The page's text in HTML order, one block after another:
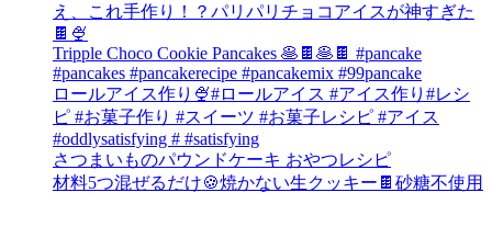
え、これ手作り！？パリパリチョコアイスが神すぎた
🍫🍨
Tripple Choco Cookie Pancakes 🥞🍫🥞🍫 #pancake
#pancakes #pancakerecipe #pancakemix #99pancake
ロールアイス作り🍨#ロールアイス #アイス作り#レシ
ピ #お菓子作り #スイーツ #お菓子レシピ #アイス
#oddlysatisfying # #satisfying⁠
さつまいものパウンドケーキ おやつレシピ
材料5つ混ぜるだけ🍪焼かない生クッキー🍫砂糖不使用